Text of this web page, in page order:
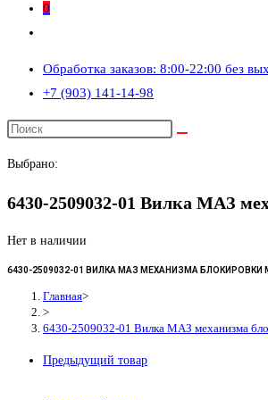
0
по
веб-
сайту
Обработка заказов: 8:00-22:00 без
+7 (903) 141-14-98
Выбрано:
6430-2509032-01 Вилка МАЗ
Нет в наличии
6430-2509032-01 ВИЛКА МАЗ МЕХАНИЗМА БЛОКИРОВКИ
Главная>
>
6430-2509032-01 Вилка МАЗ механизма
Предыдущий товар